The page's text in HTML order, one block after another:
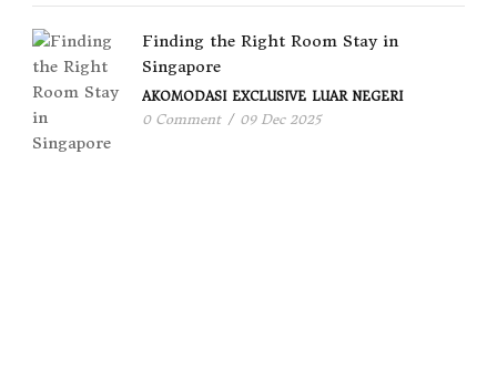
Finding the Right Room Stay in
Singapore
AKOMODASI EXCLUSIVE LUAR NEGERI
0 Comment / 09 Dec 2025